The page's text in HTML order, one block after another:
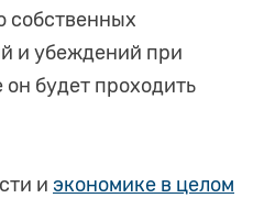
собственных
и убеждений при
он будет проходить
и экономике в целом